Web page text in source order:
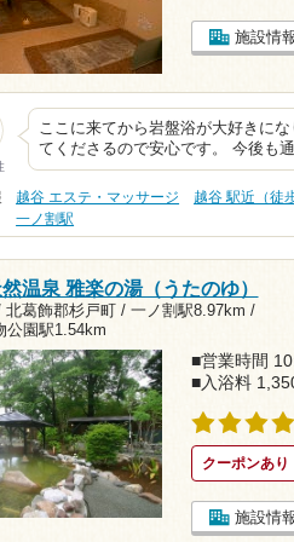
施設情
ここに来てから岩盤浴が大好きに
てくださるので安心です。 今後も
越谷 エステ・マッサージ 越谷 駅近（徒
一ノ割駅
温泉 雅楽の湯（うたのゆ）
北葛飾郡杉戸町 / 一ノ割駅8.97km /
公園駅1.54km
■営業時間
■入浴料
クーポンあり
施設情